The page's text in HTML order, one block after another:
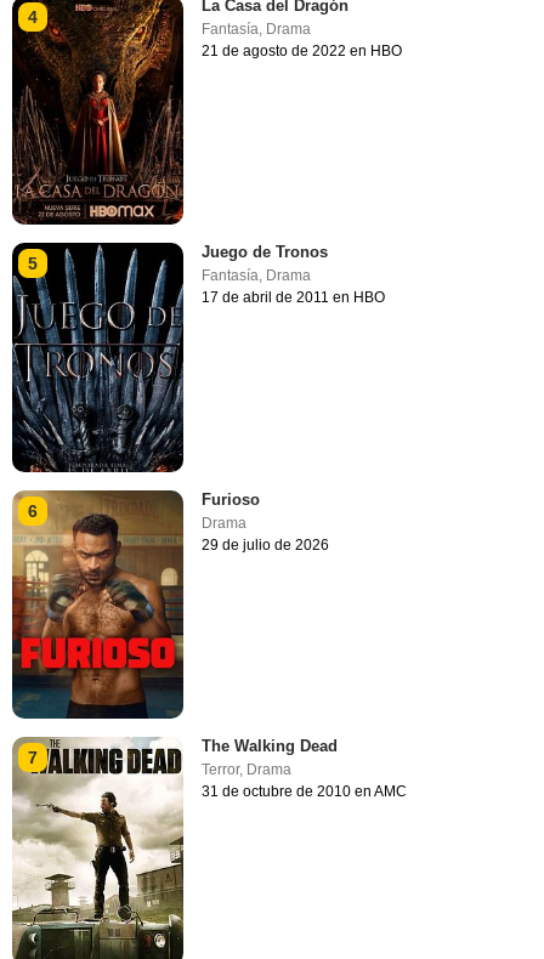
4
La Casa del Dragón
Fantasía, Drama
21 de agosto de 2022 en HBO
5
Juego de Tronos
Fantasía, Drama
17 de abril de 2011 en HBO
6
Furioso
Drama
29 de julio de 2026
7
The Walking Dead
Terror, Drama
31 de octubre de 2010 en AMC